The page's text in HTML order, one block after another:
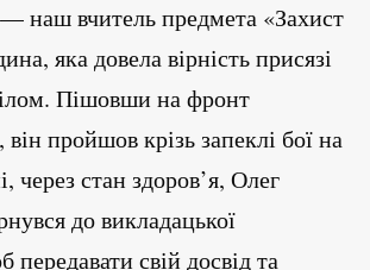
наш вчитель предмета «Захист
яка довела вірність присязі
Пішовши на фронт
пройшов крізь запеклі бої на
через стан здоров’я, Олег
до викладацької
передавати свій досвід та